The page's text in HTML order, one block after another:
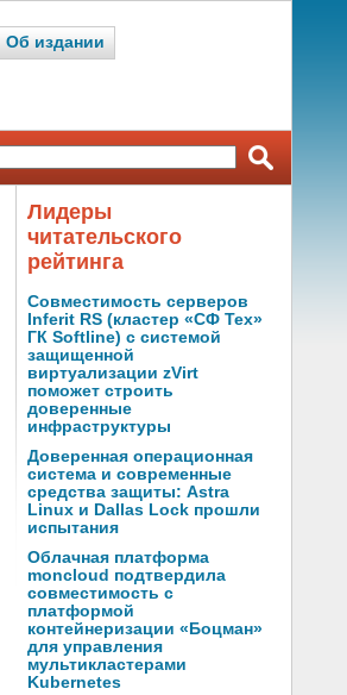
Об издании
Лидеры
читательского
рейтинга
Совместимость серверов
Inferit RS (кластер «СФ Тех»
ГК Softline) с системой
защищенной
виртуализации zVirt
поможет строить
доверенные
инфраструктуры
Доверенная операционная
система и современные
средства защиты: Astra
Linux и Dallas Lock прошли
испытания
Облачная платформа
moncloud подтвердила
совместимость с
платформой
контейнеризации «Боцман»
для управления
мультикластерами
Kubernetes